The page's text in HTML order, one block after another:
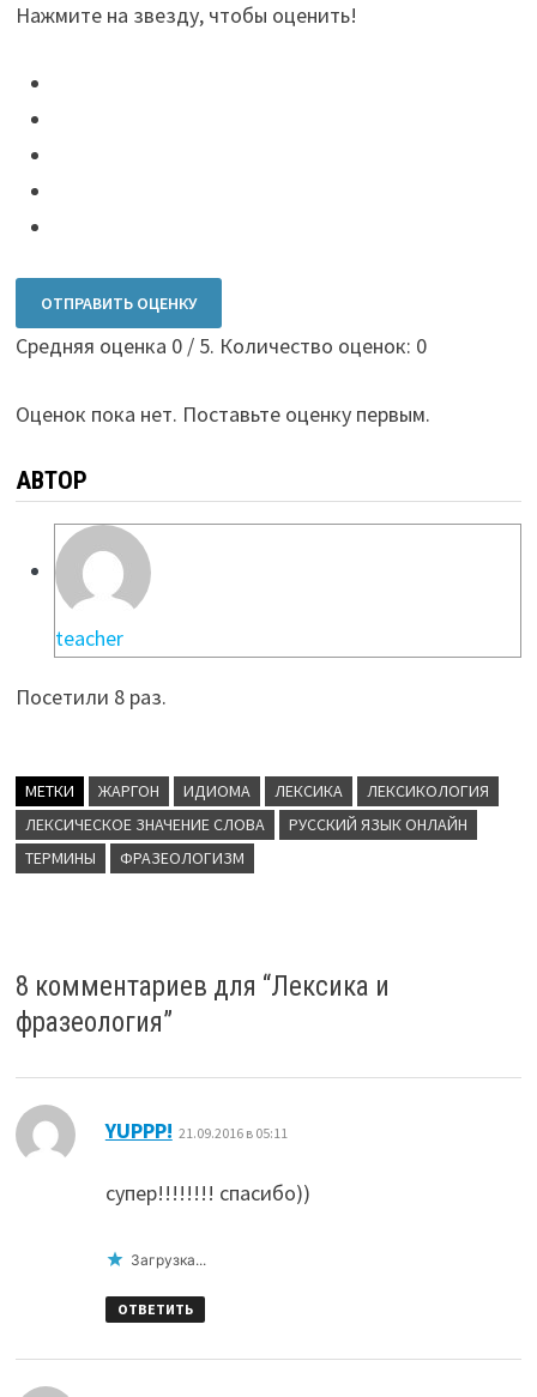
Нажмите на звезду, чтобы оценить!
ОТПРАВИТЬ ОЦЕНКУ
Средняя оценка 0/ 5. Количество оценок: 0
Оценок пока нет. Поставьте оценку первым.
АВТОР
teacher
Посетили 8 раз.
МЕТКИ ЖАРГОН ИДИОМА ЛЕКСИКА
ЛЕКСИКОЛОГИЯ
ЛЕКСИЧЕСКОЕ ЗНАЧЕНИЕ СЛОВА
РУССКИЙ ЯЗЫК ОНЛАЙН
ТЕРМИНЫ
ФРАЗЕОЛОГИЗМ
8 комментариев для “Лексика и
фразеология”
YUPPP! 21.09.2016 в 05:11
супер!!!!!!!! спасибо))
Загрузка...
ОТВЕТИТЬ